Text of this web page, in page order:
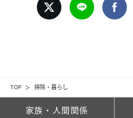
TOP 掃除・暮らし
家族・人間関係